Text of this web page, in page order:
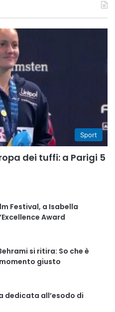
Sport
dei tuffi: a Parigi 5
Festival, a Isabella
Award
si ritira: So che è
giusto
dedicata all’esodo di